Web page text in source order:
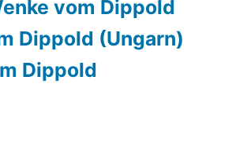
vom Dippold
Dippold (Ungarn)
Dippold